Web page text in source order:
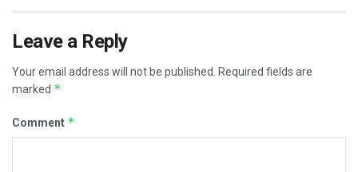
Leave a Reply
Your email address will not be published.
Required fields are
marked *
Comment *